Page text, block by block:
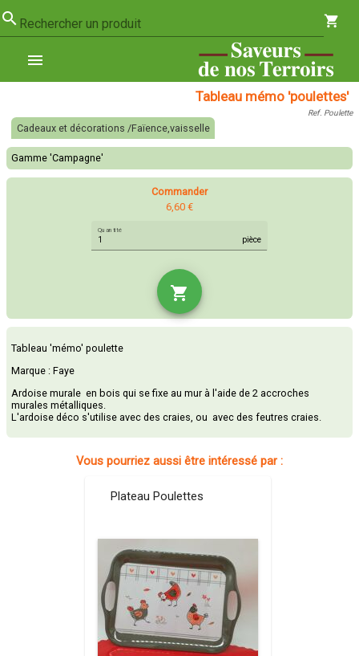
search Rechercher un produit shopping_cart
menu
Tableau mémo 'poulettes'
Ref. Poulette
Cadeaux et décorations /Faïence,vaisselle
Gamme 'Campagne'
Commander
6,60 €
Quantité
pièce
shopping_cart
Tableau 'mémo' poulette
Marque : Faye
Ardoise murale en bois qui se fixe au mur à l'aide de 2 accroches
murales métalliques.
L'ardoise déco s'utilise avec des craies, ou avec des feutres craies.
Vous pourriez aussi être intéressé par :
Plateau Poulettes